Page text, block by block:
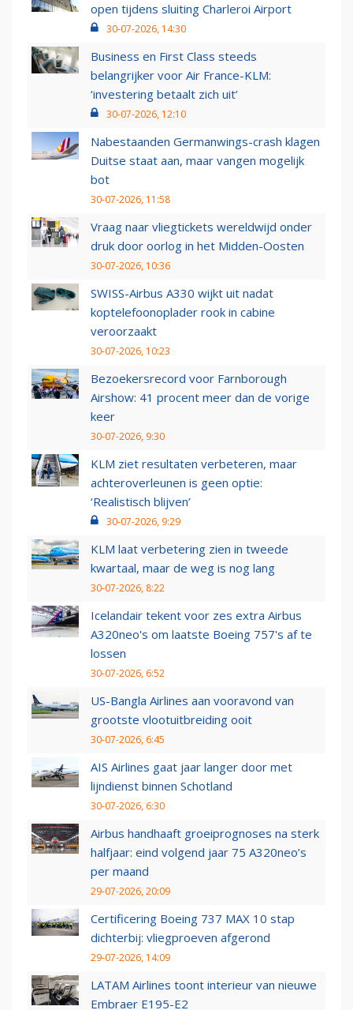
open tijdens sluiting Charleroi Airport
30-07-2026, 14:30
Business en First Class steeds
belangrijker voor Air France-KLM:
‘investering betaalt zich uit’
30-07-2026, 12:10
Nabestaanden Germanwings-crash klagen
Duitse staat aan, maar vangen mogelijk
bot
30-07-2026, 11:58
Vraag naar vliegtickets wereldwijd onder
druk door oorlog in het Midden-Oosten
30-07-2026, 10:36
SWISS-Airbus A330 wijkt uit nadat
koptelefoonoplader rook in cabine
veroorzaakt
30-07-2026, 10:23
Bezoekersrecord voor Farnborough
Airshow: 41 procent meer dan de vorige
keer
30-07-2026, 9:30
KLM ziet resultaten verbeteren, maar
achteroverleunen is geen optie:
‘Realistisch blijven’
30-07-2026, 9:29
KLM laat verbetering zien in tweede
kwartaal, maar de weg is nog lang
30-07-2026, 8:22
Icelandair tekent voor zes extra Airbus
A320neo's om laatste Boeing 757's af te
lossen
30-07-2026, 6:52
US-Bangla Airlines aan vooravond van
grootste vlootuitbreiding ooit
30-07-2026, 6:45
AIS Airlines gaat jaar langer door met
lijndienst binnen Schotland
30-07-2026, 6:30
Airbus handhaaft groeiprognoses na sterk
halfjaar: eind volgend jaar 75 A320neo’s
per maand
29-07-2026, 20:09
Certificering Boeing 737 MAX 10 stap
dichterbij: vliegproeven afgerond
29-07-2026, 14:09
LATAM Airlines toont interieur van nieuwe
Embraer E195-E2